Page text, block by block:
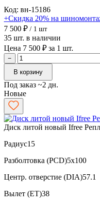
Код: вн-15186
+Скидка 20% на
7 500 ₽ / 1 шт
35 шт. в наличии
Цена 7 500 ₽ за 1 шт.
−
В корзину
Под заказ ~2 дн.
Новые
Диск литой новый Ifree
Радиус15
Разболтовка (PCD)5x100
Центр. отверстие (DIA)57.1
Вылет (ET)38